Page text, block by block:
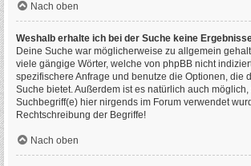
Nach oben
Weshalb erhalte ich bei der Suche keine
Deine Suche war möglicherweise zu allgemein
viele gängige Wörter, welche von phpBB nicht
spezifischere Anfrage und benutze die Optionen, die
Suche bietet. Außerdem ist es natürlich auch
Suchbegriff(e) hier nirgends im Forum verwendet
Rechtschreibung der Begriffe!
Nach oben